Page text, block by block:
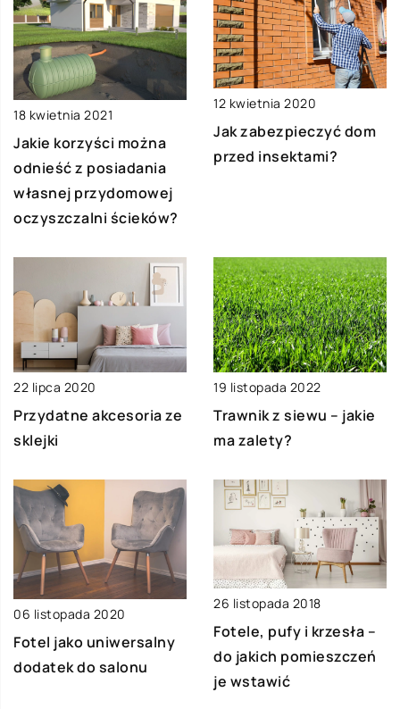
18 kwietnia 2021
Jakie korzyści można
odnieść z posiadania
własnej przydomowej
oczyszczalni ścieków?
12 kwietnia 2020
Jak zabezpieczyć dom
przed insektami?
22 lipca 2020
Przydatne akcesoria ze
sklejki
19 listopada 2022
Trawnik z siewu – jakie
ma zalety?
06 listopada 2020
Fotel jako uniwersalny
dodatek do salonu
26 listopada 2018
Fotele, pufy i krzesła –
do jakich pomieszczeń
je wstawić